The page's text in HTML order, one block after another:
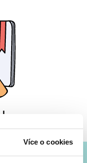
Více o cookies